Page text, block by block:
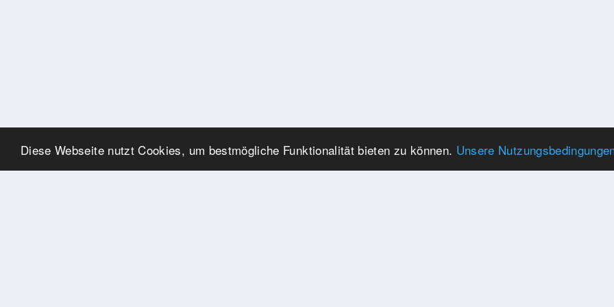
Diese Webseite nutzt Cookies, um bestmögliche Funktionalität bieten zu können. Unsere